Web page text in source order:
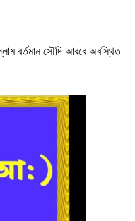
বর্তমান সৌদি আরবে অবস্থিত